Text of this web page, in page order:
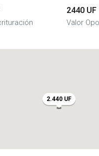
2440 UF
Valor
2.440 UF